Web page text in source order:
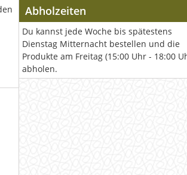
Abholzeiten
Du kannst jede Woche bis spätestens
Dienstag Mitternacht bestellen und die
Produkte am Freitag (15:00 Uhr - 18:00
abholen.